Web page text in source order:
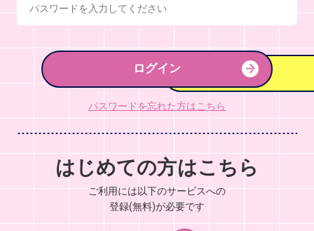
ログイン
パスワードを忘れた方はこちら
はじめての方はこちら
ご利用には以下のサービスへの
登録(無料)が必要です